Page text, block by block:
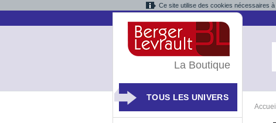
Ce site utilise des cookies nécessaires
Accueil
La Boutique
TOUS LES UNIVERS